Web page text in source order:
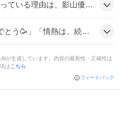
新CMが同時にリリースされたことで、サッカー好きやゲームファンの期待感が高まったことにあるようだ。
無い！⚽️」「最高のPV、みんなに見てもらいたい」など、ユーザーは称賛と興奮の声を多数投稿している様子だ。
が生成しています。内容の最新性・正確性は
はこちら
フィードバック